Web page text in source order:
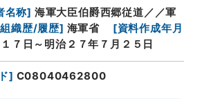
名称] 海軍大臣伯爵西郷従道／／軍
組織歴/履歴] 海軍省 [資料作成年月
７日～明治２７年７月２５日
] C08040462800